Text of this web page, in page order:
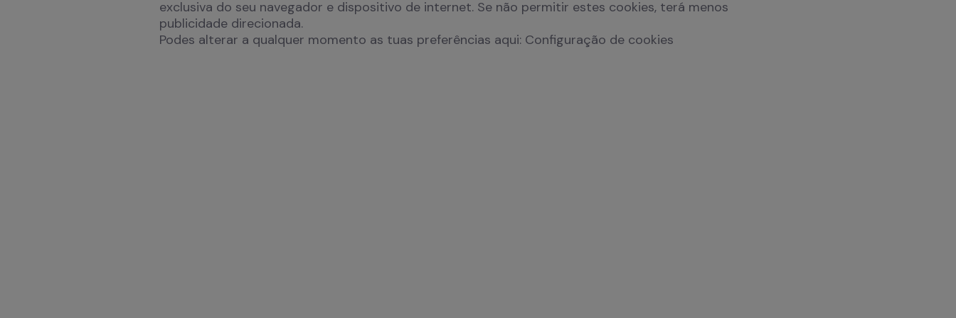
FNAC Coimbra
exclusiva do seu navegador e dispositivo de internet. Se não permitir estes cookies, terá menos
publicidade direcionada.
Podes alterar a qualquer momento as tuas preferências aqui: Configuração de cookies